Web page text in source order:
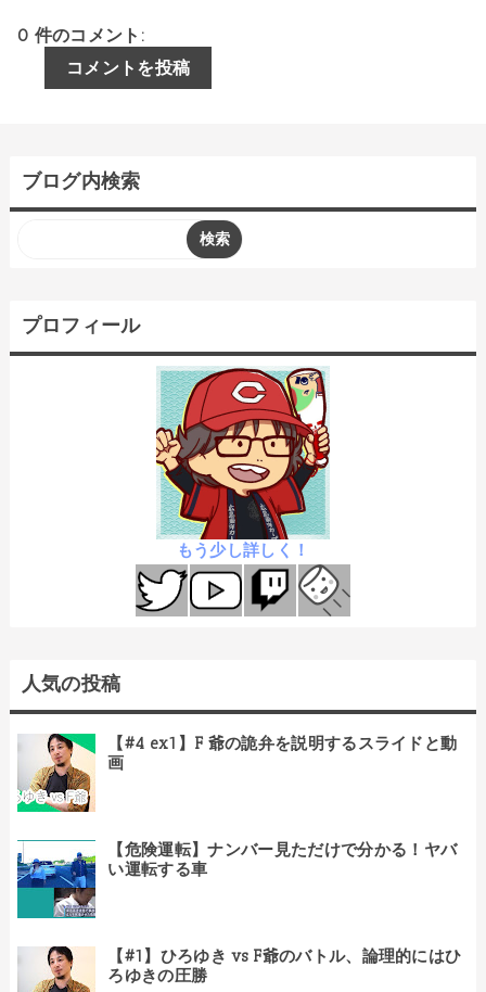
0 件のコメント:
コメントを投稿
ブログ内検索
プロフィール
もう少し詳しく！
人気の投稿
【#4 ex1】F 爺の詭弁を説明するスライドと動
画
【危険運転】ナンバー見ただけで分かる！ヤバ
い運転する車
【#1】ひろゆき vs F爺のバトル、論理的にはひ
ろゆきの圧勝